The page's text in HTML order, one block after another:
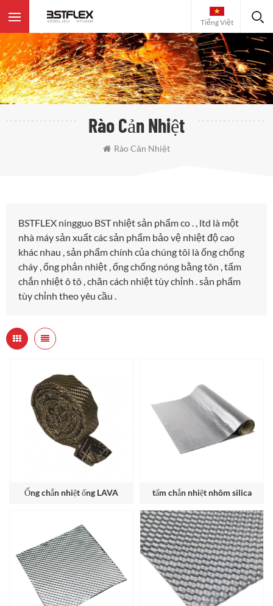
Tiếng Việt
Rào Cản Nhiệt
Rào Cản Nhiệt
BSTFLEX ningguo BST nhiệt sản phẩm co . , ltd là một
nhà máy sản xuất các sản phẩm bảo vệ nhiệt độ cao
khác nhau , sản phẩm chính của chúng tôi là ống chống
cháy , ống phản nhiệt , ống chống nóng bằng tôn , tấm
chắn nhiệt ô tô , chăn cách nhiệt tùy chỉnh . sản phẩm
tùy chỉnh theo yêu cầu .
Ống chắn nhiệt ống LAVA tấm chắn nhiệt nhôm silica